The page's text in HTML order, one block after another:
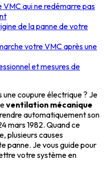
VMC qui ne redémarre pas
de la panne de votre
votre VMC après une
et mesures de
une coupure électrique ? Je
ventilation mécanique
automatiquement son
mars 1982. Quand ce
plusieurs causes
panne. Je vous guide pour
votre système en